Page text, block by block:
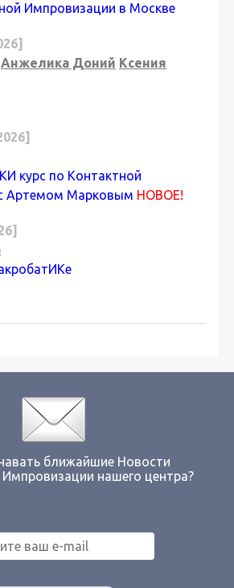
Импровизации в Москве
Анжелика Доний Ксения
курс по Контактной
Артемом Марковым НОВОЕ!
ближайшие Новости
нашего центра?